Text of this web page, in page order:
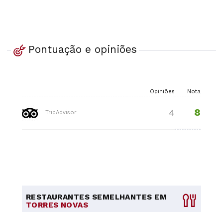
Pontuação e opiniões
Opiniões Nota
TripAdvisor 4 8
RESTAURANTES SEMELHANTES EM
TORRES NOVAS